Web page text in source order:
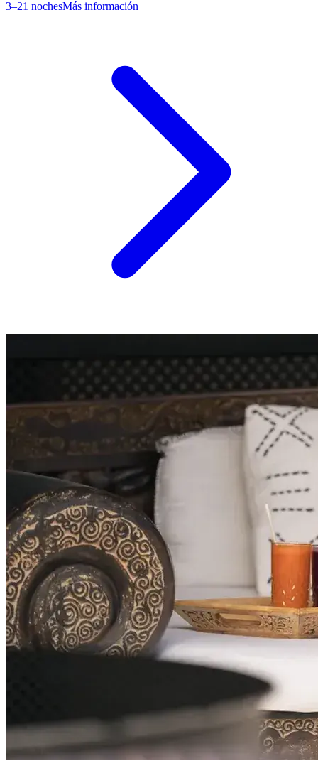
3–21 nochesMás información